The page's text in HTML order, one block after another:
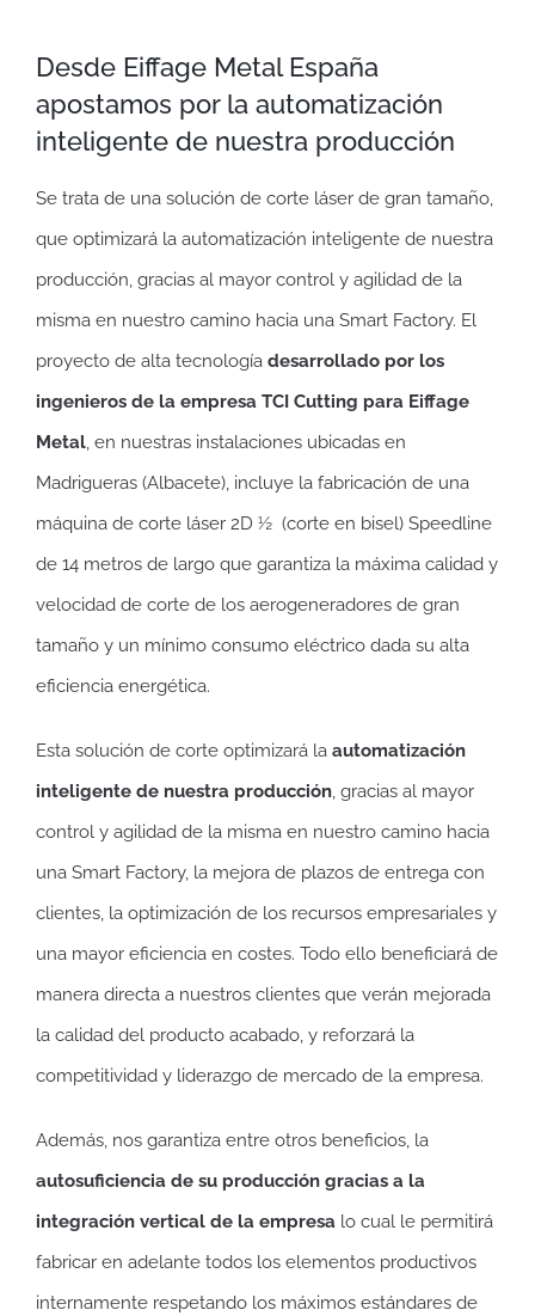
Desde Eiffage Metal España
apostamos por la automatización
inteligente de nuestra producción
Se trata de una solución de corte láser de gran tamaño,
que optimizará la automatización inteligente de nuestra
producción, gracias al mayor control y agilidad de la
misma en nuestro camino hacia una Smart Factory. El
proyecto de alta tecnología desarrollado por los
ingenieros de la empresa TCI Cutting para Eiffage
Metal, en nuestras instalaciones ubicadas en
Madrigueras (Albacete), incluye la fabricación de una
máquina de corte láser 2D ½ (corte en bisel) Speedline
de 14 metros de largo que garantiza la máxima calidad y
velocidad de corte de los aerogeneradores de gran
tamaño y un mínimo consumo eléctrico dada su alta
eficiencia energética.
Esta solución de corte optimizará la automatización
inteligente de nuestra producción, gracias al mayor
control y agilidad de la misma en nuestro camino hacia
una Smart Factory, la mejora de plazos de entrega con
clientes, la optimización de los recursos empresariales y
una mayor eficiencia en costes. Todo ello beneficiará de
manera directa a nuestros clientes que verán mejorada
la calidad del producto acabado, y reforzará la
competitividad y liderazgo de mercado de la empresa.
Además, nos garantiza entre otros beneficios, la
autosuficiencia de su producción gracias a la
integración vertical de la empresa lo cual le permitirá
fabricar en adelante todos los elementos productivos
internamente respetando los máximos estándares de